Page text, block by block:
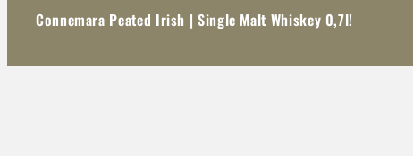
Connemara Peated Irish | Single Malt Whiskey 0,7l!